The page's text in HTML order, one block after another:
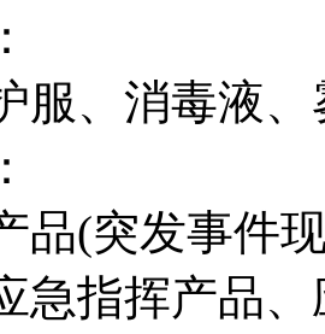
服、消毒液
品(突发事件
急指挥产品